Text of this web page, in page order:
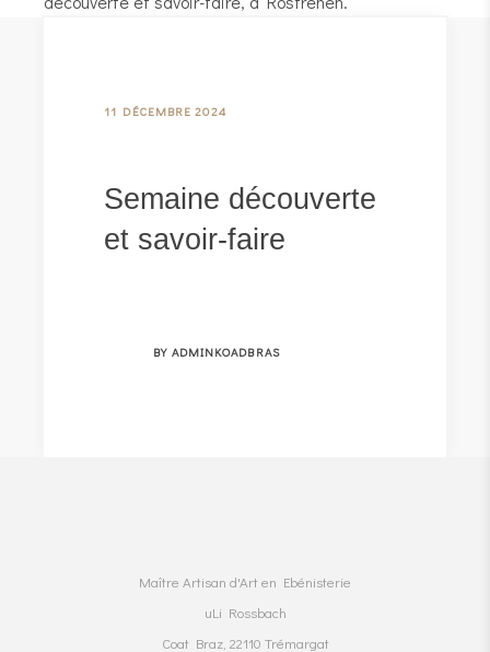
11 DÉCEMBRE 2024
Semaine découverte
et savoir-faire
BY ADMINKOADBRAS
Maître Artisan d'Art en Ebénisterie
uLi Rossbach
Coat Braz, 22110 Trémargat